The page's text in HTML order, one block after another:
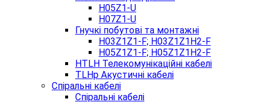
H05Z1-U
H07Z1-U
Гнучкі побутові та монтажні
H03Z1Z1-F; H03Z1Z1H2-F
H05Z1Z1-F; H05Z1Z1H2-F
HTLH Телекомунікаційні кабелі
TLHp Акустичні кабелі
Спіральні кабелі
Спіральні кабелі